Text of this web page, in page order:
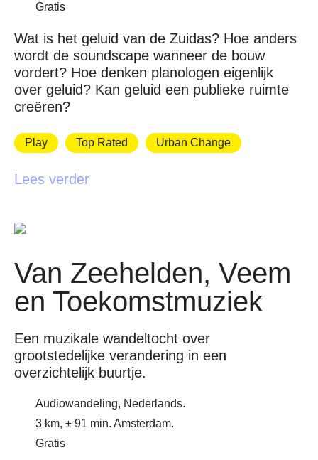
Gratis
Wat is het geluid van de Zuidas? Hoe anders
wordt de soundscape wanneer de bouw
vordert? Hoe denken planologen eigenlijk
over geluid? Kan geluid een publieke ruimte
creëren?
Play Top Rated Urban Change
Lees verder
Van Zeehelden, Veem
en Toekomstmuziek
Een muzikale wandeltocht over
grootstedelijke verandering in een
overzichtelijk buurtje.
Audiowandeling, Nederlands.
3 km, ± 91 min. Amsterdam.
Gratis